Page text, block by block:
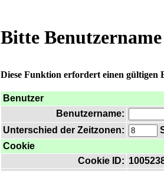
Bitte
Diese Funktion erfordert einen gültigen
Benutzer
Benutzername:
Unterschied der Zeitzonen:
Cookie
Cookie ID: